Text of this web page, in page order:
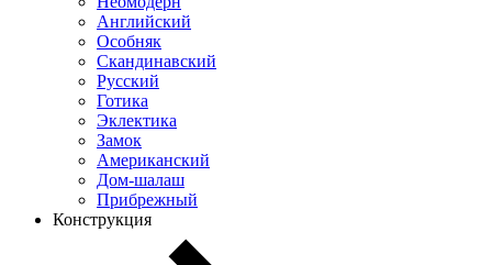
Английский
Особняк
Скандинавский
Русский
Готика
Эклектика
Замок
Американский
Дом-шалаш
Прибрежный
Конструкция